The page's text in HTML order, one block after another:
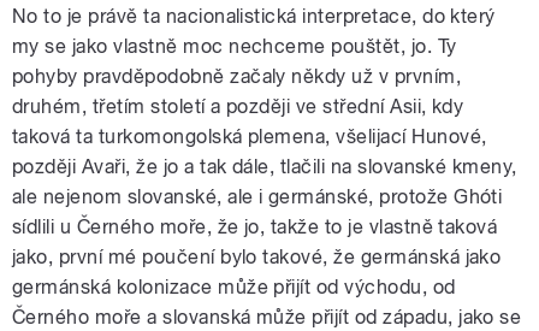
No to je právě ta nacionalistická interpretace, do který
my se jako vlastně moc nechceme pouštět, jo. Ty
pohyby pravděpodobně začaly někdy už v prvním,
druhém, třetím století a později ve střední Asii, kdy
taková ta turkomongolská plemena, všelijací Hunové,
později Avaři, že jo a tak dále, tlačili na slovanské kmeny,
ale nejenom slovanské, ale i germánské, protože Ghóti
sídlili u Černého moře, že jo, takže to je vlastně taková
jako, první mé poučení bylo takové, že germánská jako
germánská kolonizace může přijít od východu, od
Černého moře a slovanská může přijít od západu, jako se